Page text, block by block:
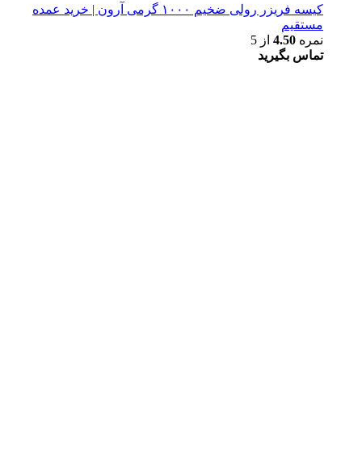
کیسه فریزر رولی ضخیم ۱۰۰۰ گرمی آرون | خرید عمده
مستقیم
نمره 4.50 از 5
تماس بگیرید